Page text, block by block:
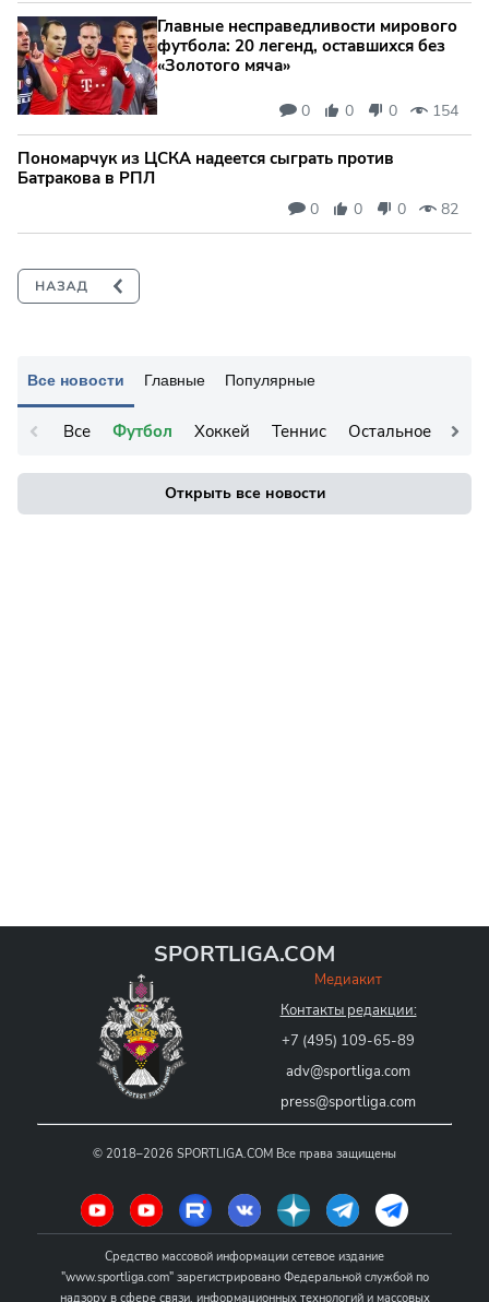
Все новости Главные Популярные
Все Футбол Хоккей Теннис Остальное
Открыть все новости
Главные несправедливости мирового
футбола: 20 легенд, оставшихся без
«Золотого мяча»
0 0 0 154
Пономарчук из ЦСКА надеется сыграть против
Батракова в РПЛ
0 0 0 82
SPORTLIGA.COM
Медиакит
Контакты редакции:
+7 (495) 109-65-89
adv@sportliga.com
press@sportliga.com
© 2018–2026 SPORTLIGA.COM Все права защищены
Средство массовой информации сетевое издание
"www.sportliga.com" зарегистрировано Федеральной службой по
надзору в сфере связи, информационных технологий и массовых